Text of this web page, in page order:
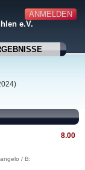
ANMELDEN
e.V.
8.00
/ B: